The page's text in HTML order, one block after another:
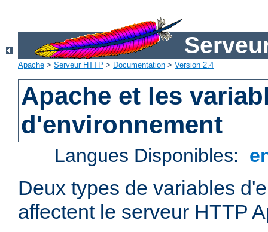
Apache > Serveur HTTP > Documentation > Version 2.4
Apache et les
d'environnement
Langues Disponibles:
Deux types de variables
affectent le serveur HTTP